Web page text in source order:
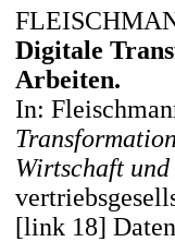
Digitale
Arbeiten.
In:
Wirtschaft
[link 18]